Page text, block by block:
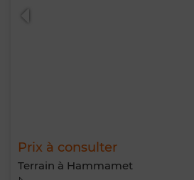
Prix à consulter
Terrain à Hammamet